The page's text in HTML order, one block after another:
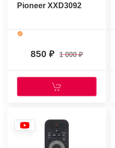
Pioneer XXD3092
850 1 000